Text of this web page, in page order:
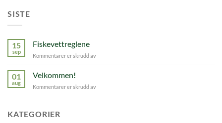
SISTE
15
sep
Fiskevettreglene
Kommentarer er skrudd avfor
01
aug
Velkommen!
Kommentarer er skrudd avfor
KATEGORIER